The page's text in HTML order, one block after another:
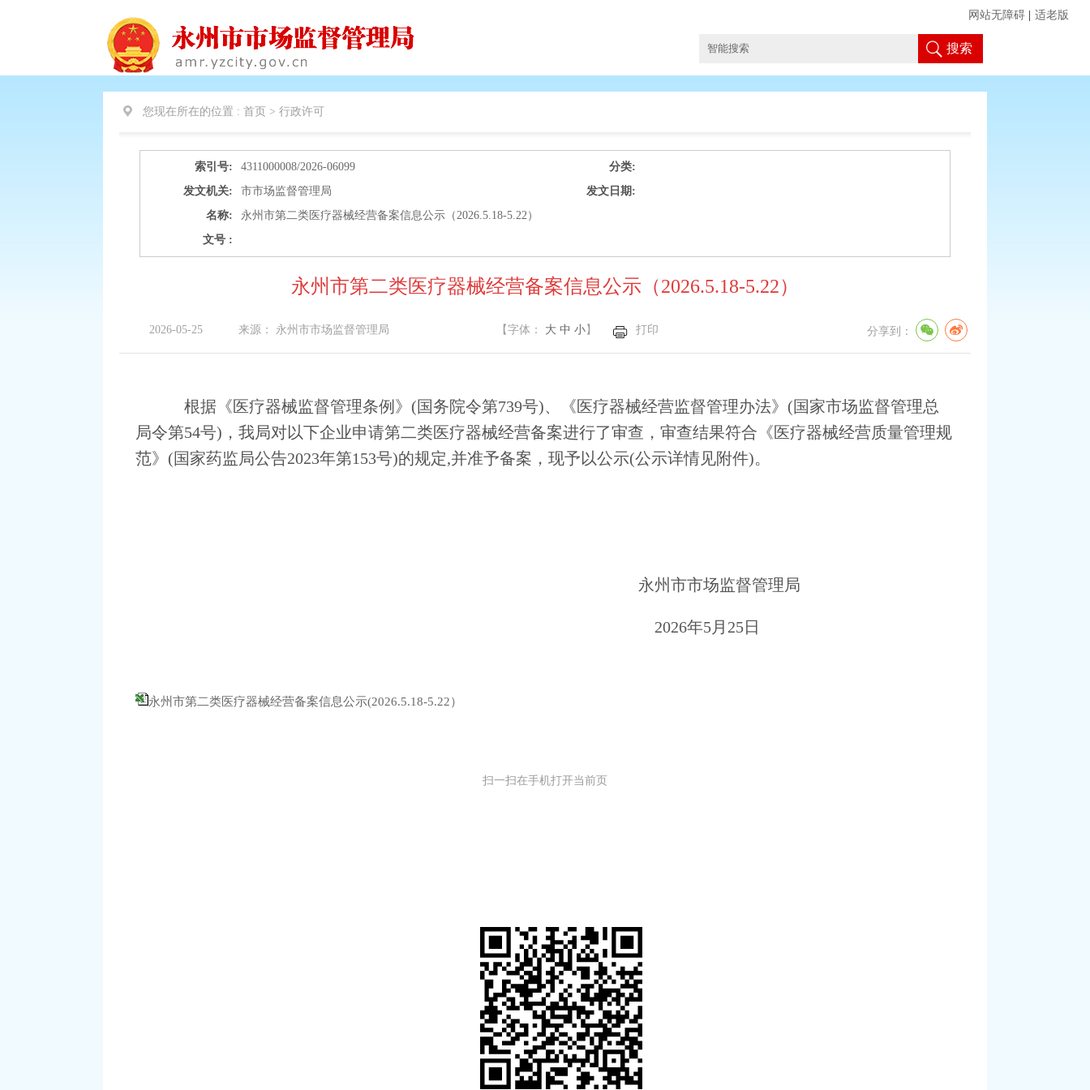
网站无障碍 适老版
搜索
您现在所在的位置 : 首页 > 行政许可
索引号: 4311000008/2026-06099
分类:
发文机关:
市市场监督管理局
发文日期:
名称:
永州市第二类医疗器械经营备案信息公示（2026.5.18-5.22）
文号 :
永州市第二类医疗器械经营备案信息公示（2026.5.18-5.22）
2026-05-25 来源： 永州市市场监督管理局 【字体： 大 中 小】 打印 分享到：
根据《医疗器械监督管理条例》 (国务院令第739号)、《医疗器械经营监督管理办法》 (国家市场监督管理总
局令第54号) ，我局对以下企业申请第二类医疗器械经营备案进行了审查，审查结果符合《医疗器械经营质量管理规
范》 (国家药监局公告2023年第153号)的规定,并准予备案，现予以公示(公示详情见附件)。
永州市市场监督管理局
2026年5月 25日
永州市第二类医疗器械经营备案信息公示(2026.5.18-5.22）
扫一扫在手机打开当前页